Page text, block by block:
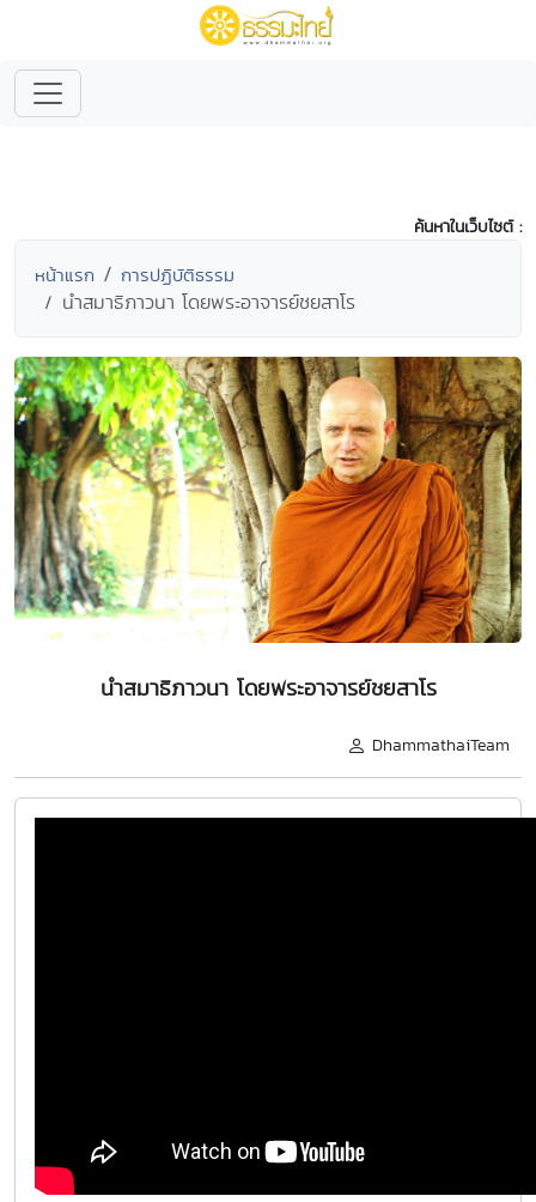
ค้นหาในเว็บไซต์ :
หน้าแรก การปฏิบัติธรรม
นำสมาธิภาวนา โดยพระอาจารย์ชยสาโร
นำสมาธิภาวนา โดยพระอาจารย์ชยสาโร
DhammathaiTeam